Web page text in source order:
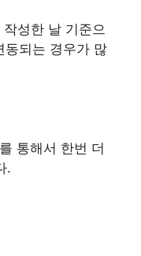
성한 날 기준으
동되는 경우가 많
를 통해서 한번 더
.